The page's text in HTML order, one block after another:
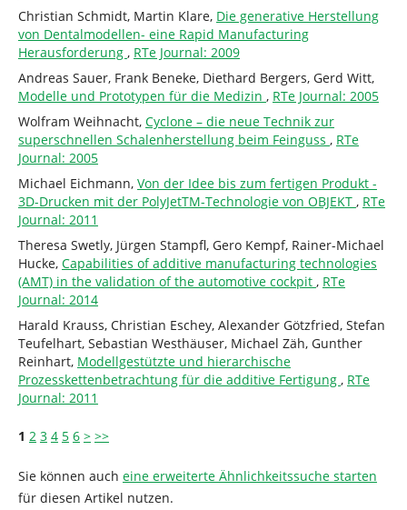
Christian Schmidt, Martin Klare, Die generative Herstellung
von Dentalmodellen- eine Rapid Manufacturing
Herausforderung , RTe Journal: 2009
Andreas Sauer, Frank Beneke, Diethard Bergers, Gerd Witt,
Modelle und Prototypen für die Medizin , RTe Journal: 2005
Wolfram Weihnacht, Cyclone – die neue Technik zur
superschnellen Schalenherstellung beim Feinguss , RTe
Journal: 2005
Michael Eichmann, Von der Idee bis zum fertigen Produkt -
3D-Drucken mit der PolyJetTM-Technologie von OBJEKT , RTe
Journal: 2011
Theresa Swetly, Jürgen Stampfl, Gero Kempf, Rainer-Michael
Hucke, Capabilities of additive manufacturing technologies
(AMT) in the validation of the automotive cockpit , RTe
Journal: 2014
Harald Krauss, Christian Eschey, Alexander Götzfried, Stefan
Teufelhart, Sebastian Westhäuser, Michael Zäh, Gunther
Reinhart, Modellgestützte und hierarchische
Prozesskettenbetrachtung für die additive Fertigung , RTe
Journal: 2011
1 2 3 4 5 6 > >>
Sie können auch eine erweiterte Ähnlichkeitssuche starten
für diesen Artikel nutzen.